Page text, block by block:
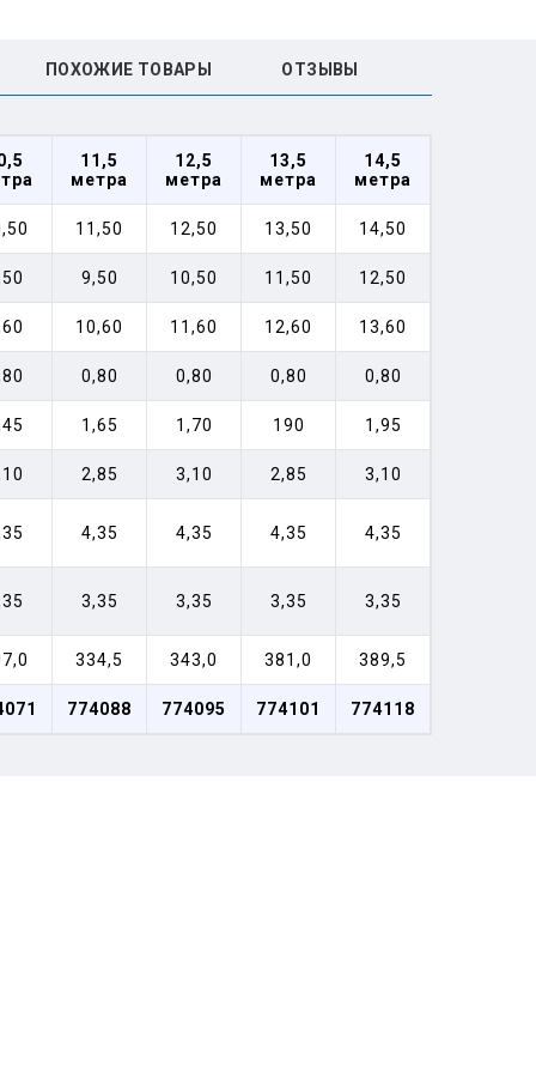
ПОХОЖИЕ ТОВАРЫ ОТЗЫВЫ
774088 774095 774101 774118
11,5
метра
12,5
метра
13,5
метра
14,5
метра
11,50 12,50 13,50 14,50
9,50 10,50 11,50 12,50
10,60 11,60 12,60 13,60
0,80 0,80 0,80 0,80
1,65 1,70 190 1,95
2,85 3,10 2,85 3,10
4,35 4,35 4,35 4,35
3,35 3,35 3,35 3,35
334,5 343,0 381,0 389,5